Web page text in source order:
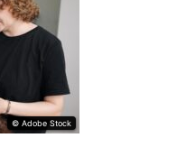
© Adobe Stock
© Adobe Stock